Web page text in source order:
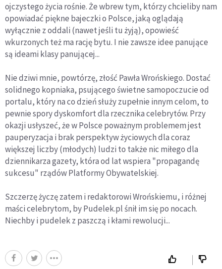
ojczystego życia rośnie. Że wbrew tym, którzy chcieliby nam
opowiadać piękne bajeczki o Polsce, jaką oglądają
wyłącznie z oddali (nawet jeśli tu żyją), opowieść
wkurzonych też ma rację bytu. I nie zawsze idee panujące
są ideami klasy panującej...
Nie dziwi mnie, powtórzę, złość Pawła Wrońskiego. Dostać
solidnego kopniaka, psującego świetne samopoczucie od
portalu, który na co dzień służy zupełnie innym celom, to
pewnie spory dyskomfort dla rzecznika celebrytów. Przy
okazji usłyszeć, że w Polsce poważnym problemem jest
pauperyzacja i brak perspektyw życiowych dla coraz
większej liczby (młodych) ludzi to także nic miłego dla
dziennikarza gazety, która od lat wspiera "propagandę
sukcesu" rządów Platformy Obywatelskiej.
Szczerzę życzę zatem i redaktorowi Wrońskiemu, i różnej
maści celebrytom, by Pudelek.pl śnił im się po nocach.
Niechby i pudelek z paszczą i kłami rewolucji...